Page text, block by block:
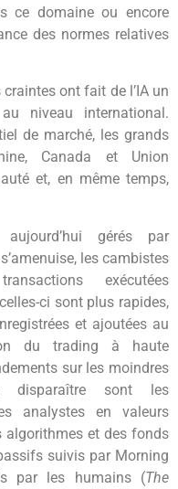
ce domaine ou encore
des normes relatives
ont fait de l’IA un
niveau international.
de marché, les grands
Canada et Union
et, en même temps,
gérés par
les cambistes
exécutées
ci sont plus rapides,
et ajoutées au
du trading à haute
sur les moindres
disparaître sont les
analystes en valeurs
algorithmes et des fonds
suivis par Morning
par les humains (The